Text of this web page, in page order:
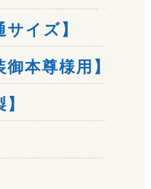
イズ】
本尊様用】